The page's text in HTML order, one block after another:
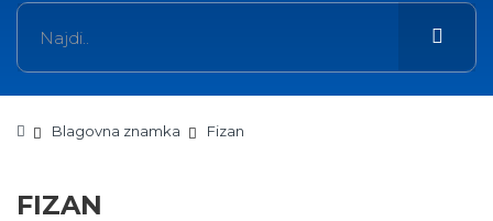
Blagovna znamka Fizan
FIZAN